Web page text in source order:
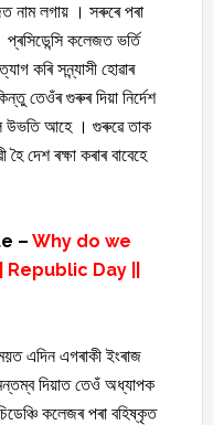
নাম লগায় । সৰুৰে পৰা
কলেজত ভৰ্তি
কৰি সন্ন্যাসী হোৱাৰ
তেওঁৰ গুৰুৰ দিয়া নিৰ্দেশ
উভতি আহে । গুৰুৱে তাক
হৈ দেশ ৰক্ষা কৰাৰ বাবেহে
– Why do we
Republic Day ||
এদিন এগৰাকী ইংৰাজ
মন্তম্ব দিয়াত তেওঁ অধ্যাপক
কলেজৰ পৰা বহিষ্কৃত